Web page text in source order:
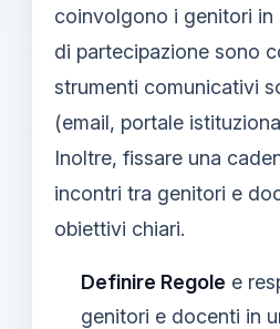
coinvolgono i genitori in
di partecipazione sono
strumenti comunicativi
(email, portale
Inoltre, fissare una
incontri tra genitori e
obiettivi chiari.
Definire Regole e
genitori e docenti in